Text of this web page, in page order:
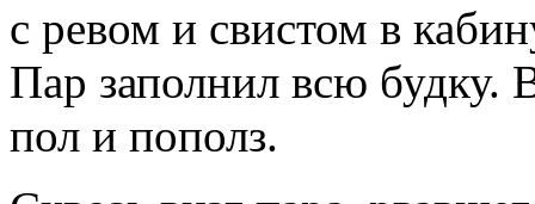
с ревом и свистом в
Пар заполнил всю будку.
пол и пополз.